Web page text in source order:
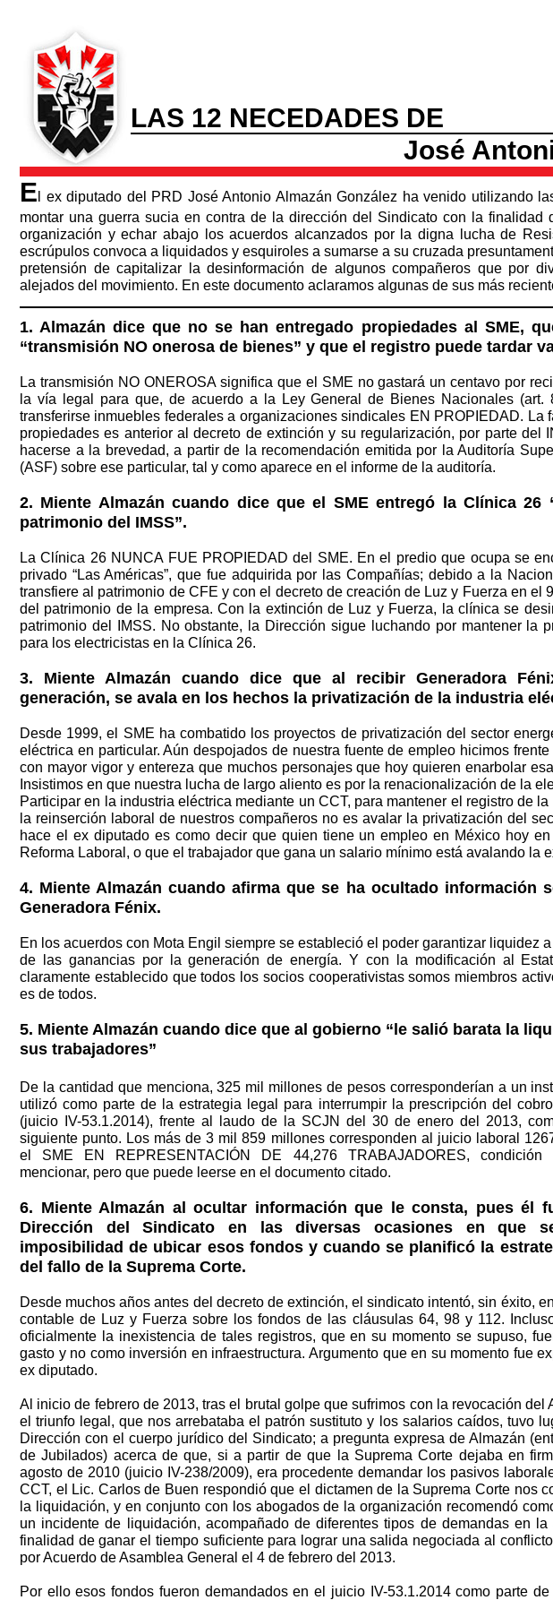
LAS 12 NECEDADES DE
José
E l ex diputado del PRD José Antonio Almazán González ha venido utilizando
montar una guerra sucia en contra de la dirección del Sindicato con la finalidad
organización y echar abajo los acuerdos alcanzados por la digna lucha de
escrúpulos convoca a liquidados y esquiroles a sumarse a su cruzada
pretensión de capitalizar la desinformación de algunos compañeros que por
alejados del movimiento. En este documento aclaramos algunas de sus más
1. Almazán dice que no se han entregado propiedades al SME,
“transmisión NO onerosa de bienes” y que el registro puede tardar
La transmisión NO ONEROSA significa que el SME no gastará un centavo por
la vía legal para que, de acuerdo a la Ley General de Bienes Nacionales (art.
transferirse inmuebles federales a organizaciones sindicales EN PROPIEDAD. La
propiedades es anterior al decreto de extinción y su regularización, por parte del
hacerse a la brevedad, a partir de la recomendación emitida por la Auditoría
(ASF) sobre ese particular, tal y como aparece en el informe de la auditoría.
2. Miente Almazán cuando dice que el SME entregó la Clínica 26
patrimonio del IMSS”.
La Clínica 26 NUNCA FUE PROPIEDAD del SME. En el predio que ocupa se
privado “Las Américas”, que fue adquirida por las Compañías; debido a la
transfiere al patrimonio de CFE y con el decreto de creación de Luz y Fuerza en el
del patrimonio de la empresa. Con la extinción de Luz y Fuerza, la clínica se
patrimonio del IMSS. No obstante, la Dirección sigue luchando por mantener la
para los electricistas en la Clínica 26.
3. Miente Almazán cuando dice que al recibir Generadora
generación, se avala en los hechos la privatización de la industria
Desde 1999, el SME ha combatido los proyectos de privatización del sector
eléctrica en particular. Aún despojados de nuestra fuente de empleo hicimos
con mayor vigor y entereza que muchos personajes que hoy quieren enarbolar
Insistimos en que nuestra lucha de largo aliento es por la renacionalización de la
Participar en la industria eléctrica mediante un CCT, para mantener el registro de
la reinserción laboral de nuestros compañeros no es avalar la privatización del
hace el ex diputado es como decir que quien tiene un empleo en México hoy
Reforma Laboral, o que el trabajador que gana un salario mínimo está avalando la
4. Miente Almazán cuando afirma que se ha ocultado información
Generadora Fénix.
En los acuerdos con Mota Engil siempre se estableció el poder garantizar liquidez
de las ganancias por la generación de energía. Y con la modificación al
claramente establecido que todos los socios cooperativistas somos miembros
es de todos.
5. Miente Almazán cuando dice que al gobierno “le salió barata la
sus trabajadores”
De la cantidad que menciona, 325 mil millones de pesos corresponderían a un
utilizó como parte de la estrategia legal para interrumpir la prescripción del
(juicio IV-53.1.2014), frente al laudo de la SCJN del 30 de enero del 2013,
siguiente punto. Los más de 3 mil 859 millones corresponden al juicio laboral
el SME EN REPRESENTACIÓN DE 44,276 TRABAJADORES, condición
mencionar, pero que puede leerse en el documento citado.
6. Miente Almazán al ocultar información que le consta, pues él
Dirección del Sindicato en las diversas ocasiones en que
imposibilidad de ubicar esos fondos y cuando se planificó la
del fallo de la Suprema Corte.
Desde muchos años antes del decreto de extinción, el sindicato intentó, sin éxito,
contable de Luz y Fuerza sobre los fondos de las cláusulas 64, 98 y 112.
oficialmente la inexistencia de tales registros, que en su momento se supuso,
gasto y no como inversión en infraestructura. Argumento que en su momento fue
ex diputado.
Al inicio de febrero de 2013, tras el brutal golpe que sufrimos con la revocación del
el triunfo legal, que nos arrebataba el patrón sustituto y los salarios caídos, tuvo
Dirección con el cuerpo jurídico del Sindicato; a pregunta expresa de Almazán
de Jubilados) acerca de que, si a partir de que la Suprema Corte dejaba en
agosto de 2010 (juicio IV-238/2009), era procedente demandar los pasivos
CCT, el Lic. Carlos de Buen respondió que el dictamen de la Suprema Corte nos
la liquidación, y en conjunto con los abogados de la organización recomendó
un incidente de liquidación, acompañado de diferentes tipos de demandas en
finalidad de ganar el tiempo suficiente para lograr una salida negociada al
por Acuerdo de Asamblea General el 4 de febrero del 2013.
Por ello esos fondos fueron demandados en el juicio IV-53.1.2014 como parte